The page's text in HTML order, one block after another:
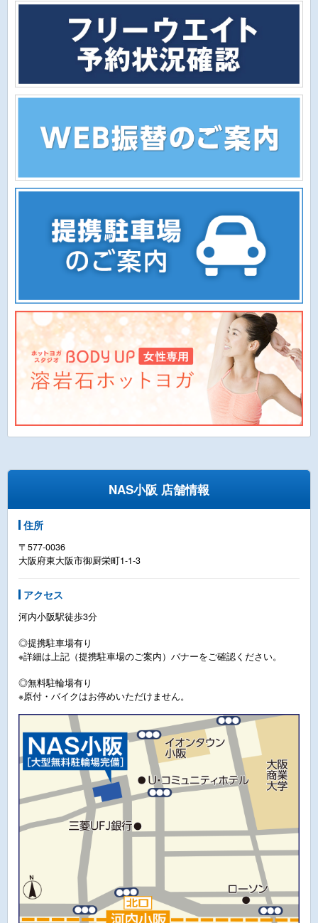
NAS小阪 店舗情報
住所
〒577-0036
大阪府東大阪市御厨栄町1-1-3
アクセス
河内小阪駅徒歩3分
◎提携駐車場有り
※詳細は上記（提携駐車場のご案内）バナーをご確認ください。
◎無料駐輪場有り
※原付・バイクはお停めいただけません。